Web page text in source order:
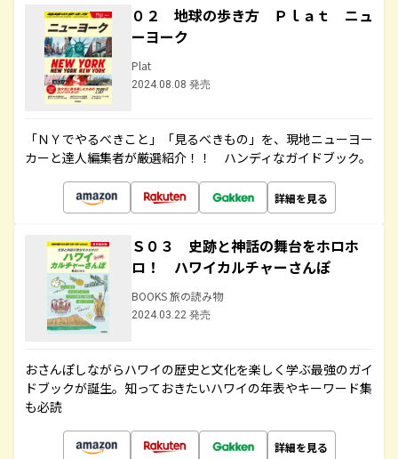
０２ 地球の歩き方 Ｐｌａｔ ニュ
ーヨーク
Plat
2024.08.08 発売
「ＮＹでやるべきこと」「見るべきもの」を、現地ニューヨー
カーと達人編集者が厳選紹介！！ ハンディなガイドブック。
詳細を見る
Ｓ０３ 史跡と神話の舞台をホロホ
ロ！ ハワイカルチャーさんぽ
BOOKS 旅の読み物
2024.03.22 発売
おさんぽしながらハワイの歴史と文化を楽しく学ぶ最強のガイ
ドブックが誕生。知っておきたいハワイの年表やキーワード集
も必読
詳細を見る